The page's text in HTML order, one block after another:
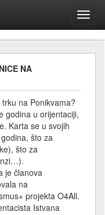
NA
na Ponikvama?
godina u orijentaciji,
Karta se u svojih
što za
što za
je članova
na
projekta O4All.
Istvana